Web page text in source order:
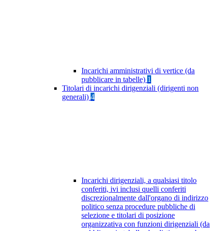
Incarichi amministrativi di vertice (da
pubblicare in tabelle) 1
Titolari di incarichi dirigenziali (dirigenti non
generali) 4
Incarichi dirigenziali, a qualsiasi titolo
conferiti, ivi inclusi quelli conferiti
discrezionalmente dall'organo di indirizzo
politico senza procedure pubbliche di
selezione e titolari di posizione
organizzativa con funzioni dirigenziali (da